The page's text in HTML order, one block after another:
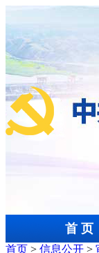
首 页
首页 > 信息公开 >